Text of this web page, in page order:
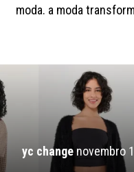
moda. a moda
yc change novembro